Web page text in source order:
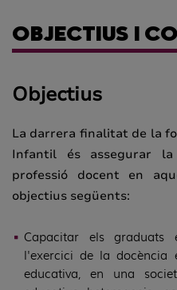
OBJECTIUS I
Objectius
La darrera finalitat de la
Infantil és assegurar
professió docent en
objectius següents:
Capacitar els
l'exercici de la docència
educativa, en una